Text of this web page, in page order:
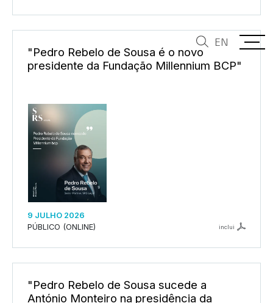
EN
"Pedro Rebelo de Sousa é o novo
presidente da Fundação Millennium BCP"
9 JULHO 2026
PÚBLICO (ONLINE)
inclui
"Pedro Rebelo de Sousa sucede a
António Monteiro na presidência da